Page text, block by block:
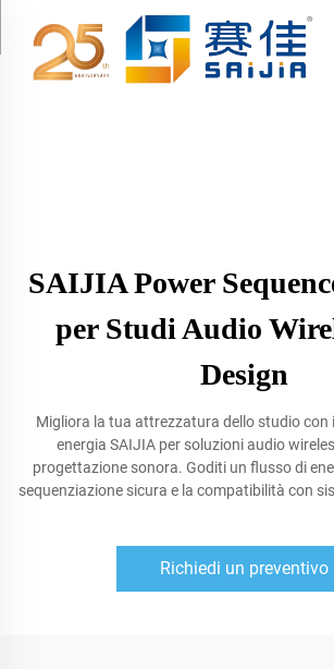
SAIJIA Power
per Studi Audio
Design
Migliora la tua attrezzatura dello studio con
energia SAIJIA per soluzioni audio
progettazione sonora. Goditi un flusso di
sequenziazione sicura e la compatibilità con
Richiedi un preventivo